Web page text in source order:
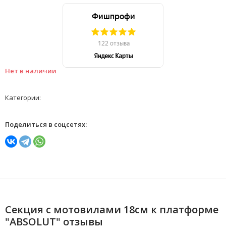
Нет в наличии
Категории:
Поделиться в соцсетях:
Секция с мотовилами 18см к платформе
"ABSOLUT" отзывы